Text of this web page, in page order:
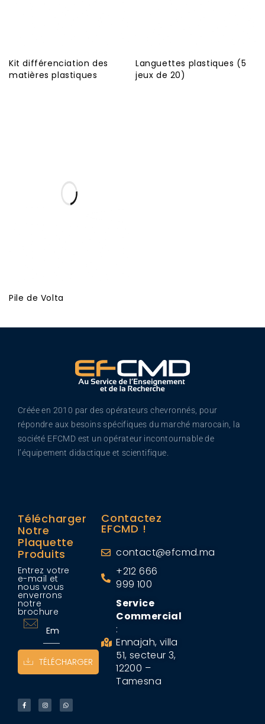
Kit différenciation des
matières plastiques
Languettes plastiques (5
jeux de 20)
Pile de Volta
Créée en 2010 par des opérateurs chevronnés, pour
répondre aux besoins spécifiques du marché marocain, la
société EFCMD est un opérateur incontournable de
l’équipement didactique et scientifique.
Télécharger
Notre
Plaquette
Produits
Entrez votre
e-mail et
nous vous
enverrons
notre
brochure
TÉLÉCHARGER
Contactez
EFCMD !
contact@efcmd.ma
+212 666
999 100
Service
Commercial
:
Ennajah, villa
51, secteur 3,
12200 –
Tamesna